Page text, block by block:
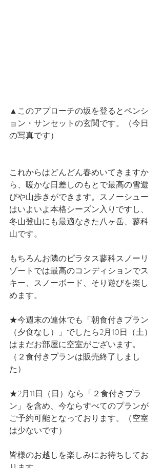
▲このアプローチの坂を登るとペンシ
ョン・サンセットの玄関です。（今日
の写真です）
これからはどんどん春めいてきますか
ら、暖かな日差しのもとで最高の雪遊
びや山歩きができます。スノーシュー
はいよいよ本格シーズン入りですし、
冬山登山にも最適なきた八ヶ岳、蓼科
山です。
もちろんお隣のピラタス蓼科スノーリ
ゾートでは最高のコンディションでス
キー、スノーボード、そり遊びを楽し
めます。
★今週末の連休でも「朝食付きプラン
（夕食なし）」でしたら2月10日（土）
はまだお部屋に空室がございます。
（２食付きプランは販売終了しまし
た）
★2月11日（日）なら「２食付きプラ
ン」を含め、今ならすべてのプランが
ご予約可能となっております。（空室
は少ないです）
皆様のお越しを楽しみにお待ちしてお